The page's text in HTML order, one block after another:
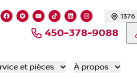
450-378-9088
Lien vers notre page facebook
Lien vers notre compte
Lien vers notre chaîne
Lien vers notre
Lien vers notre
Lien vers
et pièces À propos